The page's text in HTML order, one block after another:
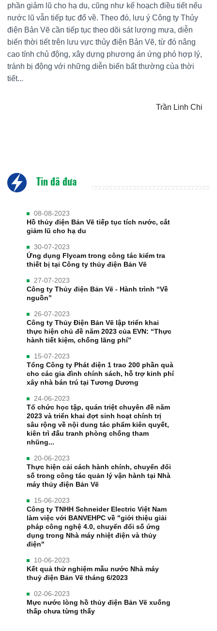
phần giảm lũ cho hạ du, cũng như kế hoạch điều tiết nếu
nước lũ vẫn tiếp tục đổ về. Theo đó, lưu ý Công ty Thủy
điện Bản Vẽ cần tiếp tục theo dõi sát lượng mưa, diễn
biến thời tiết trên lưu vực thủy điện Bản Vẽ, từ đó nâng
cao tính chủ động, xây dựng phương án ứng phó hợp lý,
tránh bị động với những diễn biến bất thường của thời
tiết...
Trần Linh Chi
Tin đã đưa
08-08-2023
Hồ thủy điện Bản Vẽ tiếp tục tích nước, cắt
giảm lũ cho hạ du
30-07-2023
Ứng dụng Flycam trong công tác kiểm tra
thiết bị tại Công ty thủy điện Bản Vẽ
27-07-2023
Công ty Thủy điện Bản Vẽ - Hành trình “Về
nguồn”
26-07-2023
Công ty Thủy Điện Bản Vẽ lập triển khai
thực hiện chủ đề năm 2023 của EVN: “Thực
hành tiết kiệm, chống lãng phí”
15-07-2023
Tổng Công ty Phát điện 1 trao 200 phần quà
cho các gia đình chính sách, hỗ trợ kinh phí
xây nhà bán trú tại Tương Dương
24-06-2023
Tổ chức học tập, quán triệt chuyên đề năm
2023 và triển khai đợt sinh hoạt chính trị
sâu rộng về nội dung tác phẩm kiên quyết,
kiên trì đấu tranh phòng chống tham
nhũng...
20-06-2023
Thực hiện cải cách hành chính, chuyển đổi
số trong công tác quản lý vận hành tại Nhà
máy thủy điện Bản Vẽ
15-06-2023
Công ty TNHH Schneider Electric Việt Nam
làm việc với BANVEHPC về "giới thiệu giải
pháp công nghệ 4.0, chuyển đổi số ứng
dụng trong Nhà máy nhiệt điện và thủy
điện"
10-06-2023
Kết quả thử nghiệm mẫu nước Nhà máy
thuỷ điện Bản Vẽ tháng 6/2023
02-06-2023
Mực nước lòng hồ thủy điện Bản Vẽ xuống
thấp chưa từng thấy